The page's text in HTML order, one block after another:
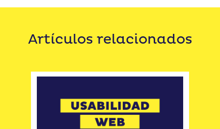
Artículos relacionados